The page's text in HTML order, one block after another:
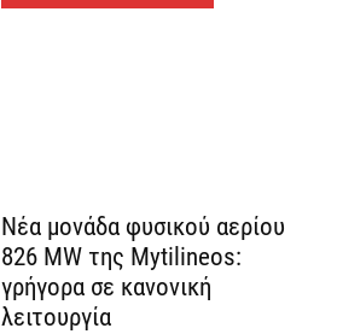
Νέα μονάδα φυσικού αερίου
826 MW της Mytilineos:
γρήγορα σε κανονική
λειτουργία